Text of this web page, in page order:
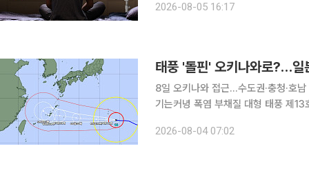
고 가는 엄마 덕에 무사히(?) 살아서
2026-08-05 16:17
태풍 '돌핀' 오키나와로?…일
8일 오키나와 접근…수도권·충청·호
기는커녕 폭염 부채질 대형 태풍 제13호 ‘돌핀’이 매우 강한 세력을 유지한 채 일본 오가사와라 제도
뒤 동중국해로 이동할 것으로 예상했
2026-08-04 07:02